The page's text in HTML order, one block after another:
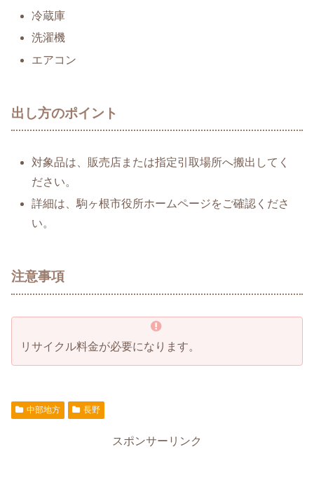
冷蔵庫
洗濯機
エアコン
出し方のポイント
対象品は、販売店または指定引取場所へ搬出してく
ださい。
詳細は、駒ヶ根市役所ホームページをご確認くださ
い。
注意事項
リサイクル料金が必要になります。
中部地方 長野
スポンサーリンク